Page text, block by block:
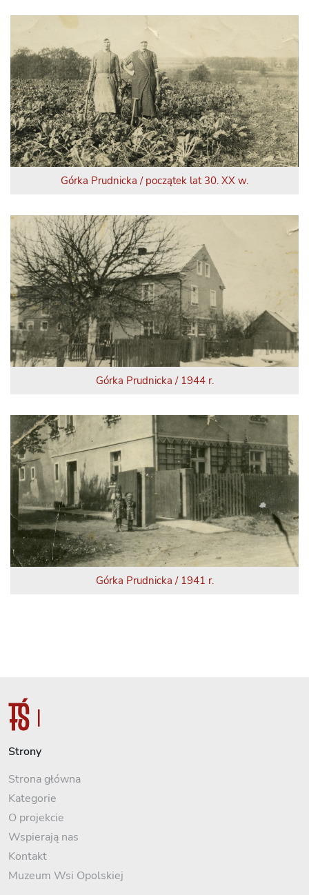
Górka Prudnicka / początek lat 30. XX w.
Górka Prudnicka / 1944 r.
Górka Prudnicka / 1941 r.
Strony
Strona główna
Kategorie
O projekcie
Wspierają nas
Kontakt
Muzeum Wsi Opolskiej